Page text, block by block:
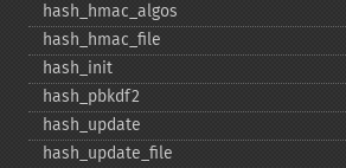
hash_​hmac_​algos
hash_​hmac_​file
hash_​init
hash_​pbkdf2
hash_​update
hash_​update_​file